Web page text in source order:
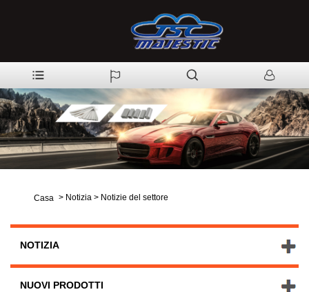
Casa > Notizia > Notizie del settore
NOTIZIA
NUOVI PRODOTTI